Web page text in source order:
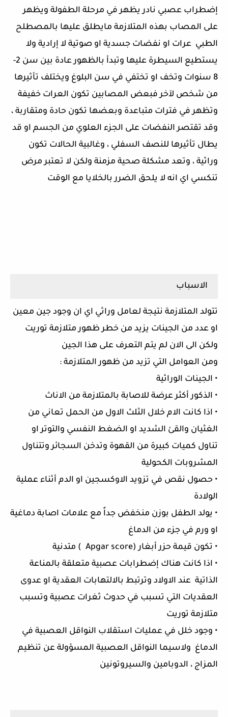
إضطراب عصبي نادر يظهر في مرحلة الطفولة ويظهر
على المصاب بهذه المتلازمة مايطلق عليها بالمصطلح
الطبي عرات او نفضات جسدية او صوتية لا إرادية ولا
يستطيع السيطرة عليها وتبدأ بالظهور عادة بين سن 2-
8 سنوات وتخف او تختفي في سن البلوغ ويختلف تأثيرها
من شخص لآخر فبعض المصابين تكون العرات خفيفة
وتظهر في فترات متباعدة وبعضها تكون حادة ومتقاربة ،
وقد تقتصر النفضات على الجزء العلوي من الجسم او قد
يطال تأثيرها للنصف السفلي ، وغالبية الحالات تكون
وراثية ، وتعد مشكلة صحية مزمنة ولكن لا تعتبر مرض
تنكسي اي انه لا يلحق الضرر بالخلايا مع الوقت
الاسباب
تتولد المتلازمة نتيجة لعامل وراثي اي ان وجود جين معين
او عدد من الجينات يزيد من خطر ظهور متلازمة توريت
ولكن الى الان لم يتم التعرف على هذا الجين
ومن العوامل التي تزيد من ظهور المتلازمة :
• الجينات الوراثية
• الذكور أكثر عرضة للاصابة بالمتلازمة من الاناث
• اذا كانت الام خلال الثلث الاول من الحمل تعاني من
الغثيان والقئ الشديد او الضغط النفسي والتوتر او
تناول كميات كبيرة من القهوة وتدخن السجائر وتتناول
المشروبات الكحولية
• حصول نقص في تزويد الاوكسجين او الدم أثناء عملية
الولادة
• يولد الطفل بوزن منخفض جداً مع علامات اصابة دماغية
او ورم في جزء من الدماغ
• تكون قيمة حزر أبغار (Apgar score ) متدنية
• اذا كانت هناك إضطرابات عصبية متعلقة بالمناعة
الذاتية عند الاولاد وترتبط بالالتهابات العقدية او عدوى
العقديات التي تسبب في حدوث ثغرات عصبية وتسبب
متلازمة توريت
• وجود خلل في عمليات استقلاب النواقل العصبية في
الدماغ ولاسيما النواقل العصبية المسؤولة عن تنظيم
المزاج ، الدوبامين والسيروتونين